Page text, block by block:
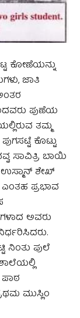
ಕೋಣೆಯನ್ನು
ಜಾತಿ
ಪುಣೆಯ
ತಮ್ಮ
ಕೊಟ್ಟು
ಸಾವಿತ್ರಿ ಬಾಯಿ
ಶೇಖ್
ಪ್ರಭಾವ
ಅವರು
ನಿಂತು ಫುಲೆ
ಮುಸ್ಲಿಂ